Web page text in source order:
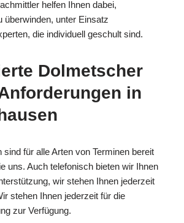
helfen Ihnen dabei,
überwinden, unter Einsatz
die individuell geschult sind.
Dolmetscher
in
sind für alle Arten von Terminen bereit
uns. Auch telefonisch bieten wir Ihnen
wir stehen Ihnen jederzeit
stehen Ihnen jederzeit für die
zur Verfügung.